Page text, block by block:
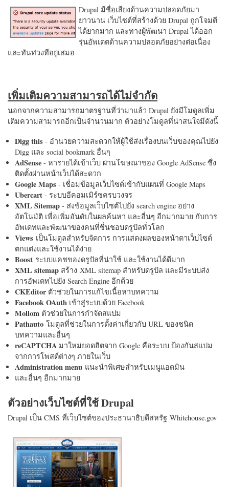
Drupal มีชื่อเสียงด้านความปลอดภัยมา
ยาวนาน เว็บไซต์ที่สร้างด้วย Drupal ถูกโจมตี
ได้ยากมาก และทางผู้พัฒนา Drupal ได้ออก
รุ่นอัพเดตด้านความปลอดภัยอย่างต่อเนื่อง
และทันท่วงทีอยู่เสมอ
เพิ่มเติมความสามารถได้ไม่จำกัด
นอกจากความสามารถมาตรฐานที่ว่ามาแล้ว Drupal ยังมีโมดูลเพิ่ม
เติมความสามารถอีกเป็นจำนวนมาก ตัวอย่างโมดูลที่น่าสนใจมีดังนี้
Digg this - อำนวยความสะดวกให้ผู้ใช้ส่งเรื่องบนเว็บของคุณไปยัง
Digg และ social bookmark อื่นๆ
AdSense - หารายได้เข้าเว็บ ผ่านโฆษณาของ Google AdSense ซึ่ง
ติดตั้งผ่านหน้าเว็บได้สะดวก
Google Maps - เชื่อมข้อมูลเว็บไซต์เข้ากับแผนที่ Google Maps
Ubercart - ระบบอีคอมเมิร์ซครบวงจร
XML Sitemap - ส่งข้อมูลเว็บไซต์ไปยัง search engine อย่าง
อัตโนมัติ เพื่อเพิ่มอันดับในผลค้นหา และอื่นๆ อีกมากมาย กับการ
อัพเดทและพัฒนาของคนที่ชื่นชอบดรูปัลทั่วโลก
Views เป็นโมดูลสำหรับจัดการ การแสดงผลของหน้าตาเว็บไซต์
ตกแต่งและใช้งานได้ง่าย
Boost ระบบแคชของดรูปัลที่น่าใช้ และใช้งานได้ดีมาก
XML sitemap สร้าง XML sitemap สำหรับดรูปัล และมีระบบส่ง
การอัพเดทไปยัง Search Engine อีกด้วย
CKEditorตัวช่วยในการแก้ไขเนื้อหาบทความ
Facebook OAuth เข้าสู่ระบบด้วย Facebook
Mollom ตัวช่วยในการกำจัดสแปม
Pathauto โมดูลที่ช่วยในการตั้งค่าเกี่ยวกับ URL ของชนิด
บทความและอื่นๆ
reCAPTCHA มาใหม่ยอดฮิตจาก Google คือระบบ ป้องกันสแปม
จากการโพสต์ต่างๆ ภายในเว็บ
Administration menu แนะนำพิเศษสำหรับเมนูแอดมิน
และอื่นๆ อีกมากมาย
ตัวอย่างเว็บไซต์ที่ใช้ Drupal
Drupal เป็น CMS ที่เว็บไซต์ของประธานาธิบดีสหรัฐ Whitehouse.gov